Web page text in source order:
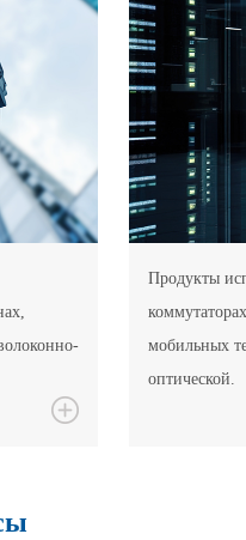
Продукты
мобильных
оптической.